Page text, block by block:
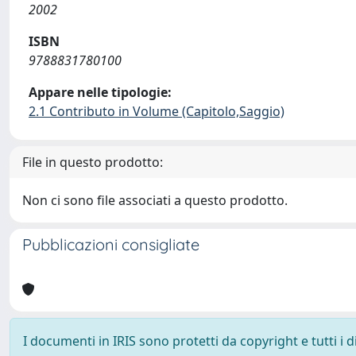
2002
ISBN
9788831780100
Appare nelle tipologie:
2.1 Contributo in Volume (Capitolo,Saggio)
File in questo prodotto:
Non ci sono file associati a questo prodotto.
Pubblicazioni consigliate
I documenti in IRIS sono protetti da copyright e tutti i